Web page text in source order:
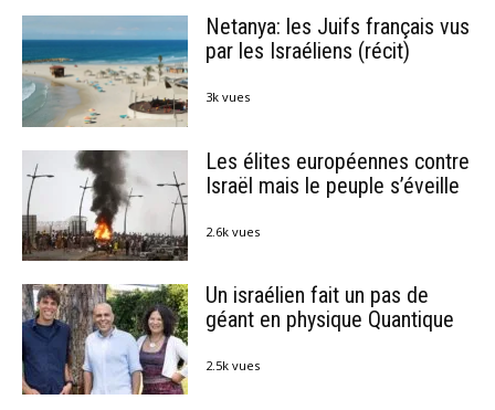
Netanya: les Juifs français vus
par les Israéliens (récit)
3k vues
Les élites européennes contre
Israël mais le peuple s’éveille
2.6k vues
Un israélien fait un pas de
géant en physique Quantique
2.5k vues